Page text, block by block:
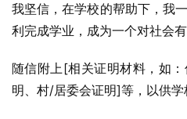
我坚信，在学校的帮助下，我
利完成学业，成为一个对社会有
随信附上[相关证明材料，如
明、村/居委会证明]等，以供学